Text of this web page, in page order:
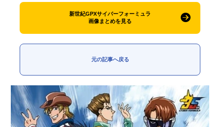
FOLLOW US
新世紀GPXサイバーフォーミュラ
画像まとめを見る
元の記事へ戻る